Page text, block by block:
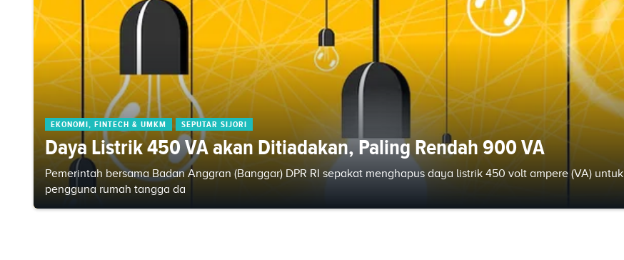
EKONOMI, FINTECH & UMKM SEPUTAR SIJORI
Daya Listrik 450 VA akan Ditiadakan, Paling Rendah 900 VA
Pemerintah bersama Badan Anggran (Banggar) DPR RI sepakat menghapus daya listrik 450 volt ampere (VA) untuk
pengguna rumah tangga da